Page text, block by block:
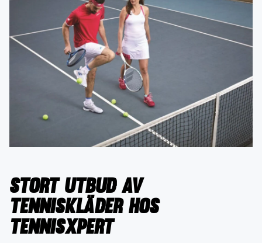
Stort utbud av
tenniskläder hos
TennisXpert